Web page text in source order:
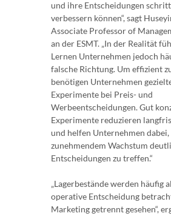
und ihre Entscheidungen
verbessern können“, sagt
Associate Professor of
an der ESMT. „In der Realität
Lernen Unternehmen jedoch
falsche Richtung. Um effizient
benötigen Unternehmen
Experimente bei Preis- und
Werbeentscheidungen. Gut
Experimente reduzieren
und helfen Unternehmen
zunehmendem Wachstum
Entscheidungen zu treffen.“
„Lagerbestände werden häufig
operative Entscheidung
Marketing getrennt gesehen“,